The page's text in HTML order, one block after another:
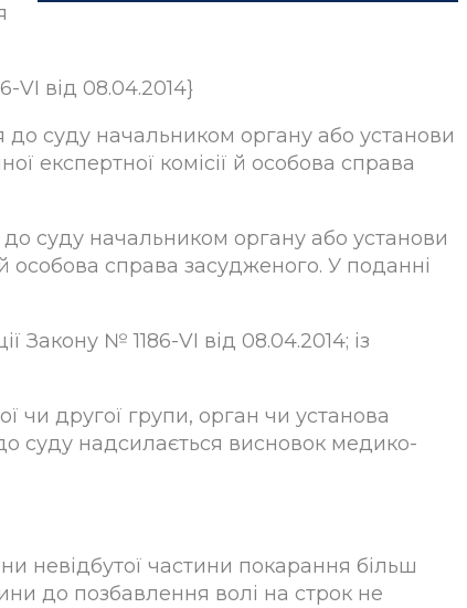
VI від 08.04.2014}
до суду начальником органу або установи
експертної комісії й особова справа
суду начальником органу або установи
особова справа засудженого. У поданні
Закону № 1186-VI від 08.04.2014; із
чи другої групи, орган чи установа
суду надсилається висновок медико-
невідбутої частини покарання більш
до позбавлення волі на строк не